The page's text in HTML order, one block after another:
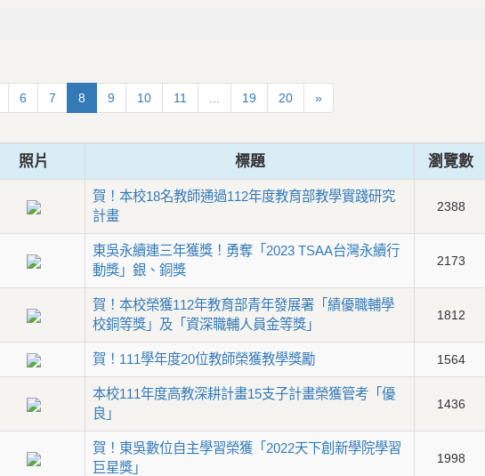
6 7 8 9 10 11 19 20 »
照片 標題 瀏覽數
賀！本校18名教師通過112年度教育部教學實踐研究
計畫
2388
東吳永續連三年獲獎！勇奪「2023 TSAA台灣永續行
動獎」銀、銅獎
2173
賀！本校榮獲112年教育部青年發展署「績優職輔學
校銅等獎」及「資深職輔人員金等獎」
1812
賀！111學年度20位教師榮獲教學獎勵 1564
本校111年度高教深耕計畫15支子計畫榮獲管考「優
良」
1436
賀！東吳數位自主學習榮獲「2022天下創新學院學習
巨星獎」
1998